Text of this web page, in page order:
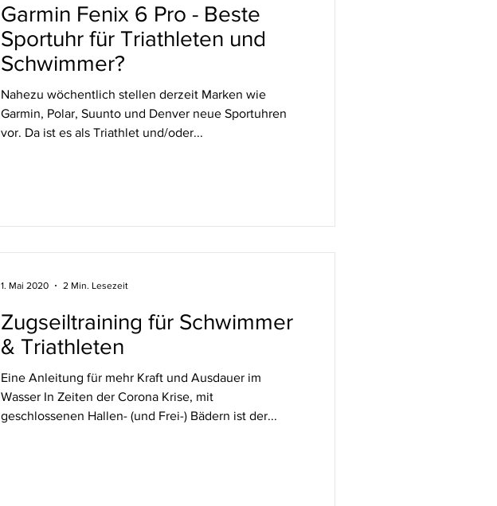
Garmin Fenix 6 Pro - Beste
Sportuhr für Triathleten und
Schwimmer?
Nahezu wöchentlich stellen derzeit Marken wie
Garmin, Polar, Suunto und Denver neue Sportuhren
vor. Da ist es als Triathlet und/oder...
Zugseiltraining für Schwimmer
& Triathleten
Eine Anleitung für mehr Kraft und Ausdauer im
Wasser In Zeiten der Corona Krise, mit
geschlossenen Hallen- (und Frei-) Bädern ist der...
1. Mai 2020 2 Min. Lesezeit